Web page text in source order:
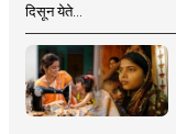
दिसून येते...